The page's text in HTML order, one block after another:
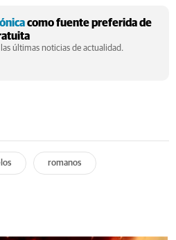
como fuente preferida de
últimas noticias de actualidad.
romanos